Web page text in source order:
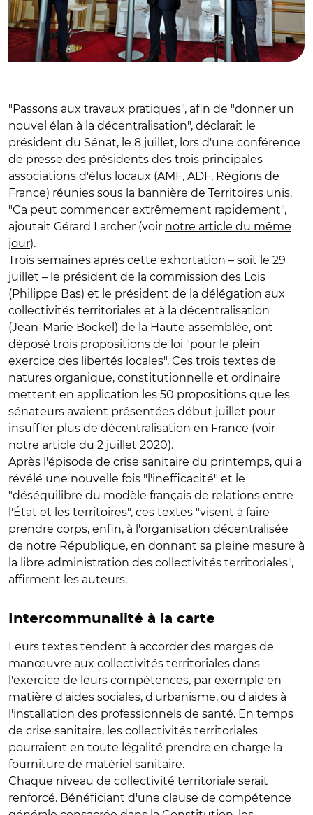
"Passons aux travaux pratiques", afin de "donner un
nouvel élan à la décentralisation", déclarait le
président du Sénat, le 8 juillet, lors d'une conférence
de presse des présidents des trois principales
associations d'élus locaux (AMF, ADF, Régions de
France) réunies sous la bannière de Territoires unis.
"Ca peut commencer extrêmement rapidement",
ajoutait Gérard Larcher (voir notre article du même
jour).
Trois semaines après cette exhortation – soit le 29
juillet – le président de la commission des Lois
(Philippe Bas) et le président de la délégation aux
collectivités territoriales et à la décentralisation
(Jean-Marie Bockel) de la Haute assemblée, ont
déposé trois propositions de loi "pour le plein
exercice des libertés locales". Ces trois textes de
natures organique, constitutionnelle et ordinaire
mettent en application les 50 propositions que les
sénateurs avaient présentées début juillet pour
insuffler plus de décentralisation en France (voir
notre article du 2 juillet 2020).
Après l'épisode de crise sanitaire du printemps, qui a
révélé une nouvelle fois "l'inefficacité" et le
"déséquilibre du modèle français de relations entre
l'État et les territoires", ces textes "visent à faire
prendre corps, enfin, à l'organisation décentralisée
de notre République, en donnant sa pleine mesure à
la libre administration des collectivités territoriales",
affirment les auteurs.
Intercommunalité à la carte
Leurs textes tendent à accorder des marges de
manœuvre aux collectivités territoriales dans
l'exercice de leurs compétences, par exemple en
matière d'aides sociales, d'urbanisme, ou d'aides à
l'installation des professionnels de santé. En temps
de crise sanitaire, les collectivités territoriales
pourraient en toute légalité prendre en charge la
fourniture de matériel sanitaire.
Chaque niveau de collectivité territoriale serait
renforcé. Bénéficiant d'une clause de compétence